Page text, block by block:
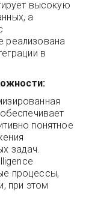
высокую
а
реализована
в
понятное
задач.
процессы,
при этом